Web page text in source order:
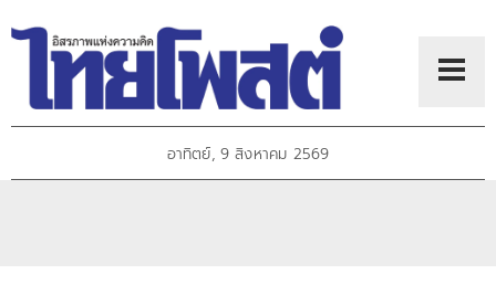
อาทิตย์, 9 สิงหาคม 2569